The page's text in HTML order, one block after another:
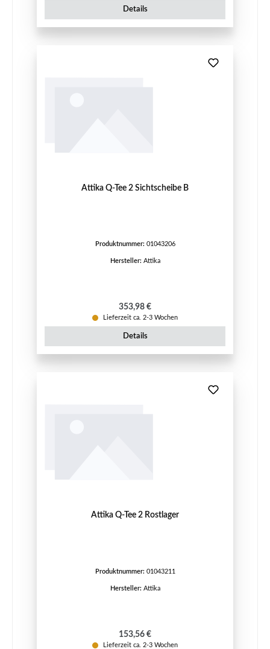
Details
Attika Q-Tee 2 Sichtscheibe B
Produktnummer: 01043206
Hersteller: Attika
Regulärer Preis:
353,98 €
Lieferzeit ca. 2-3 Wochen
Details
Attika Q-Tee 2 Rostlager
Produktnummer: 01043211
Hersteller: Attika
Regulärer Preis:
153,56 €
Lieferzeit ca. 2-3 Wochen